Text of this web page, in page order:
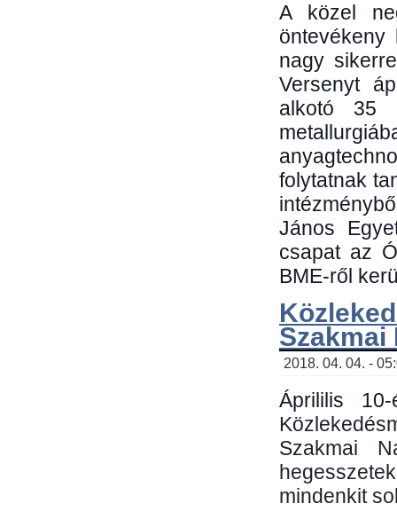
A közel
nagy
Versenyt
alkotó 35
folytatnak
János
csapat az
BME-ről
Szakmai
2018. 04. 04. -
Áprililis
Szakmai
mindenkit